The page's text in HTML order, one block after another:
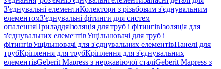
З'єднувальні елементиКолектори з різьбовим з'єднувальним
елементомЗ'єднувальні фітинги для систем
опаленняПриладдяІзоляція для труб і фітингівІзоляція для
з'єднувальних елементівУщільнювачі для труб і
фітингівУщільнювачі для з'єднувальних елементівПанелі для
трубКріплення для трубКріплення для з'єднувальних
елементівGeberit Mapress з нержавіючої сталіGeberit Mapress з